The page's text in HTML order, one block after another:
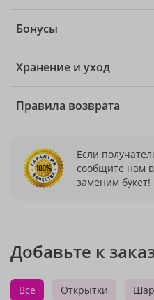
Бонусы
Хранение и уход
Правила возврата
Если
сообщите нам
заменим букет!
Добавьте к
Все Открытки